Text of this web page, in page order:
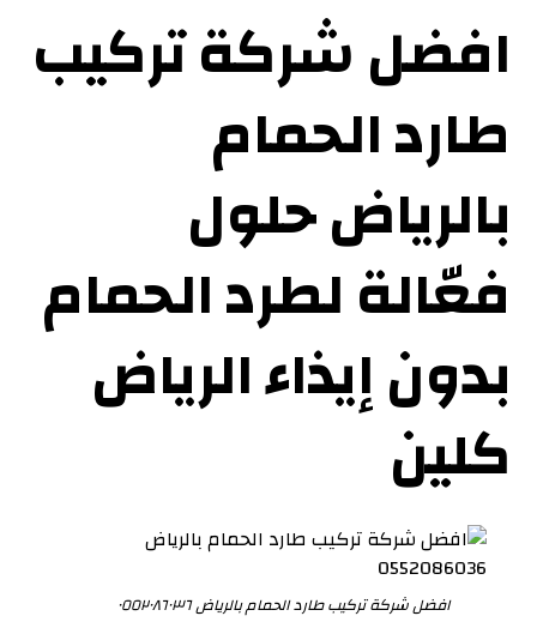
افضل شركة تركيب
طارد الحمام
بالرياض حلول
فعّالة لطرد الحمام
بدون إيذاء الرياض
كلين
افضل شركة تركيب طارد الحمام بالرياض ٠٥٥٢٠٨٦٠٣٦